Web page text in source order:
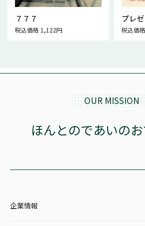
７７７
税込価格 1,122円
プレ
税込価
OUR MISSION
ほんとのであいの
企業情報